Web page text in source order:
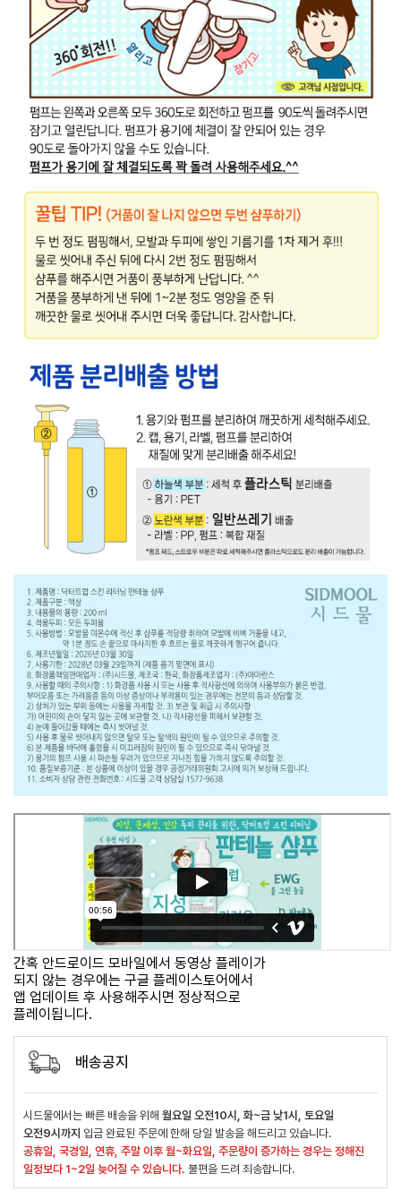
간혹 안드로이드 모바일에서 동영상 플레이가
되지 않는 경우에는 구글 플레이스토어에서
앱 업데이트 후 사용해주시면 정상적으로
플레이됩니다.
배송공지
시드물에서는 빠른 배송을 위해 월요일 오전10시, 화~금 낮1시, 토요일
오전9시까지 입금 완료된 주문에 한해 당일 발송을 해드리고 있습니다.
공휴일, 국경일, 연휴, 주말 이후 월~화요일, 주문량이 증가하는 경우는 정해진
일정보다 1~2일 늦어질 수 있습니다. 불편을 드려 죄송합니다.